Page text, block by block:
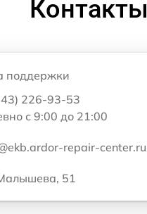
Контакты
поддержки
226-93-53
с 9:00 до 21:00
repair-center.ru
51